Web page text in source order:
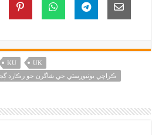
KU
UK
ڪراچي يونيورسٽي جي شاگرن جو رڪارڊ